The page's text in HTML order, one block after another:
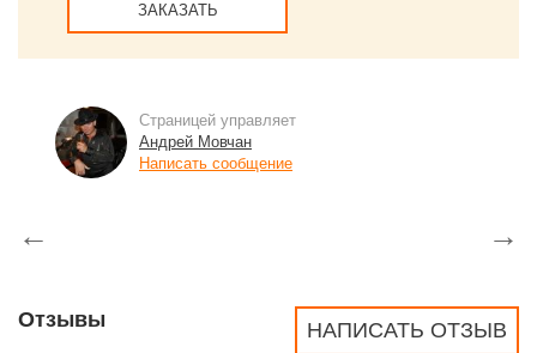
ЗАКАЗАТЬ
Страницей управляет
Андрей Мовчан
Написать сообщение
← →
НАПИСАТЬ ОТЗЫВ
Отзывы